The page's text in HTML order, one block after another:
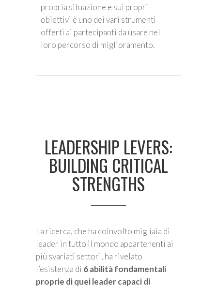
propria situazione e sui propri
obiettivi è uno dei vari strumenti
offerti ai partecipanti da usare nel
loro percorso di miglioramento.
LEADERSHIP LEVERS:
BUILDING CRITICAL
STRENGTHS
La ricerca, che ha coinvolto migliaia di
leader in tutto il mondo appartenenti ai
più svariati settori, ha rivelato
l’esistenza di 6 abilità fondamentali
proprie di quei leader capaci di